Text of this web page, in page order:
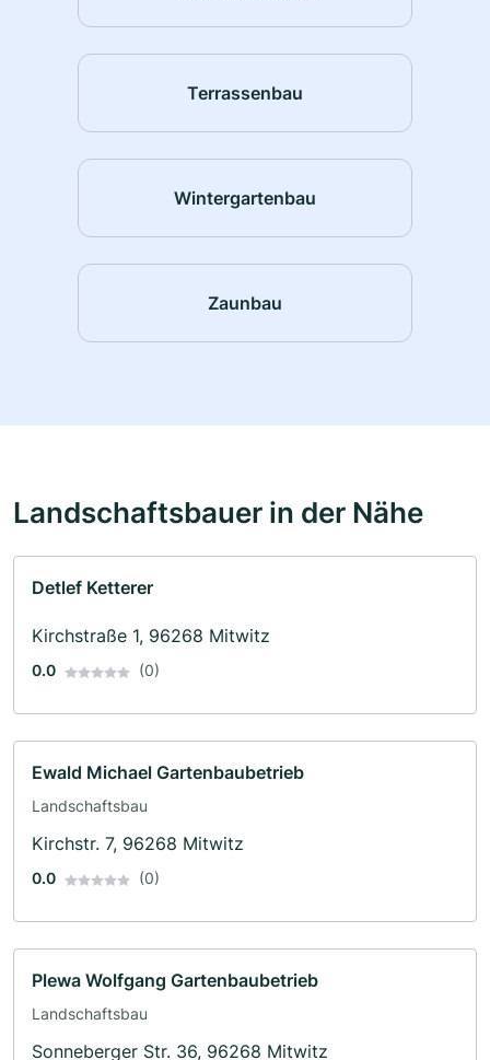
Terrassenbau
Wintergartenbau
Zaunbau
Landschaftsbauer in der Nähe
Detlef Ketterer
Kirchstraße 1, 96268 Mitwitz
0.0 (0)
Ewald Michael Gartenbaubetrieb
Landschaftsbau
Kirchstr. 7, 96268 Mitwitz
0.0 (0)
Plewa Wolfgang Gartenbaubetrieb
Landschaftsbau
Sonneberger Str. 36, 96268 Mitwitz